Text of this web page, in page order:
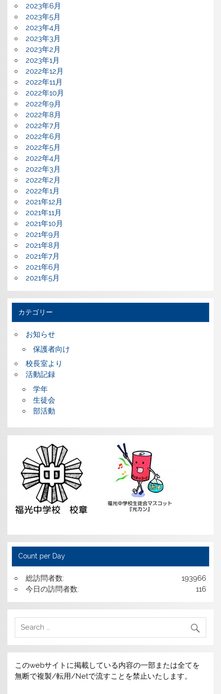
2023年6月
2023年5月
2023年4月
2023年3月
2023年2月
2023年1月
2022年12月
2022年11月
2022年10月
2022年9月
2022年8月
2022年7月
2022年6月
2022年5月
2022年4月
2022年3月
2022年2月
2022年1月
2021年12月
2021年11月
2021年10月
2021年9月
2021年8月
2021年7月
2021年6月
2021年5月
カテゴリー
お知らせ
保護者向け
校長室より
活動記録
学年
生徒会
部活動
Count per Day
193966
総訪問者数:
116
今日の訪問者数:
このwebサイトに掲載している内容の一部または全てを
無断で複製/転用/Netで流すことを禁止いたします。